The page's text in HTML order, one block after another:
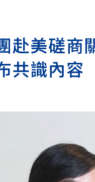
赴美磋商
共識內容